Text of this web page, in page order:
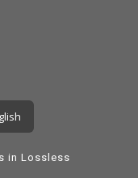
in Lossless